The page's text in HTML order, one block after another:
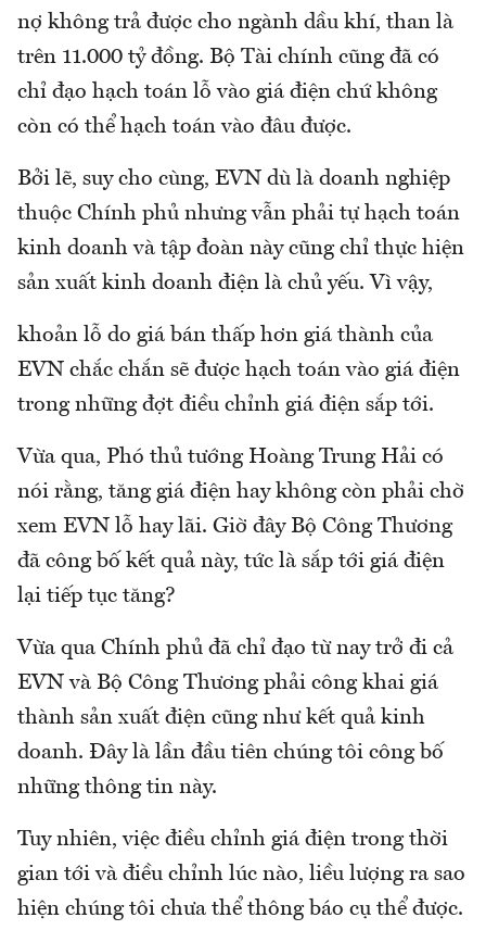
nợ không trả được cho ngành dầu khí, than là
trên 11.000 tỷ đồng. Bộ Tài chính cũng đã có
chỉ đạo hạch toán lỗ vào giá điện chứ không
còn có thể hạch toán vào đâu được.
Bởi lẽ, suy cho cùng, EVN dù là doanh nghiệp
thuộc Chính phủ nhưng vẫn phải tự hạch toán
kinh doanh và tập đoàn này cũng chỉ thực hiện
sản xuất kinh doanh điện là chủ yếu. Vì vậy,
khoản lỗ do giá bán thấp hơn giá thành của
EVN chắc chắn sẽ được hạch toán vào giá điện
trong những đợt điều chỉnh giá điện sắp tới.
Vừa qua, Phó thủ tướng Hoàng Trung Hải có
nói rằng, tăng giá điện hay không còn phải chờ
xem EVN lỗ hay lãi. Giờ đây Bộ Công Thương
đã công bố kết quả này, tức là sắp tới giá điện
lại tiếp tục tăng?
Vừa qua Chính phủ đã chỉ đạo từ nay trở đi cả
EVN và Bộ Công Thương phải công khai giá
thành sản xuất điện cũng như kết quả kinh
doanh. Đây là lần đầu tiên chúng tôi công bố
những thông tin này.
Tuy nhiên, việc điều chỉnh giá điện trong thời
gian tới và điều chỉnh lúc nào, liều lượng ra sao
hiện chúng tôi chưa thể thông báo cụ thể được.